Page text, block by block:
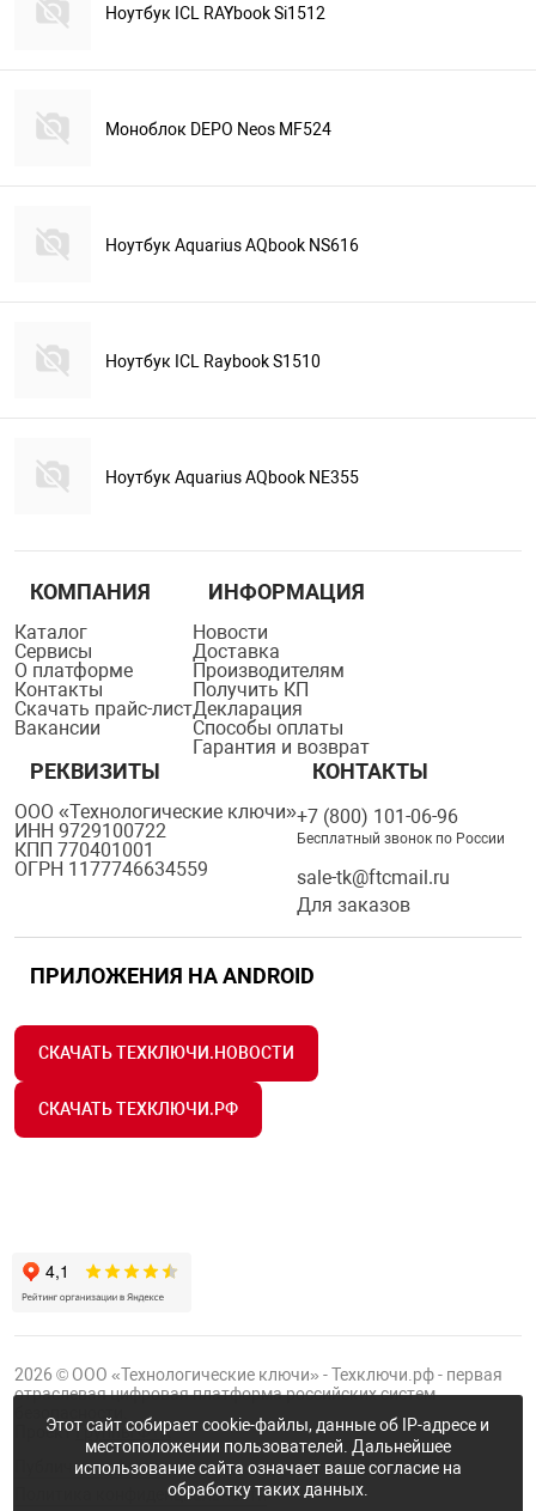
Ноутбук ICL RAYbook Si1512
Моноблок DEPO Neos MF524
Ноутбук Aquarius AQbook NS616
Ноутбук ICL Raybook S1510
Ноутбук Aquarius AQbook NE355
КОМПАНИЯ
Каталог
Сервисы
О платформе
Контакты
Скачать прайс-лист
Вакансии
ИНФОРМАЦИЯ
Новости
Доставка
Производителям
Получить КП
Декларация
Способы оплаты
Гарантия и возврат
РЕКВИЗИТЫ
ООО «Технологические ключи»
ИНН 9729100722
КПП 770401001
ОГРН 1177746634559
КОНТАКТЫ
+7 (800) 101-06-96
Бесплатный звонок по России
sale-tk@ftcmail.ru
Для заказов
ПРИЛОЖЕНИЯ НА ANDROID
СКАЧАТЬ ТЕХКЛЮЧИ.НОВОСТИ
СКАЧАТЬ ТЕХКЛЮЧИ.РФ
2026 © ООО «Технологические ключи» - Техключи.рф - первая
отраслевая цифровая платформа российских систем
безопасности.
ПроектГруппы ФТК
Публичная оферта
Политика конфиденциальности
Этот сайт собирает cookie-файлы, данные об IP-адресе и
местоположении пользователей. Дальнейшее
использование сайта означает ваше согласие на
обработку таких данных.